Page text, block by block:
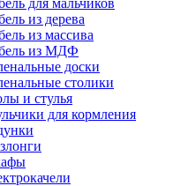
для мальчиков
из дерева
из массива
из МДФ
доски
столики
и стулья
для кормления